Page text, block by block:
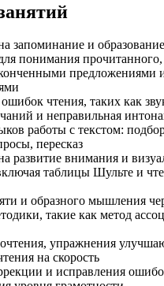
запоминание и
понимания
чтения, таких как
и неправильная
работы с текстом:
пересказ
развитие внимания и
таблицы Шульте и
и образного мышления
такие как метод
упражнения
на скорость
и исправления